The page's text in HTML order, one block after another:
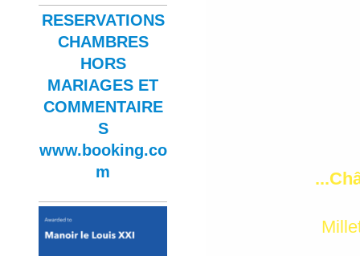
RESERVATIONS
CHAMBRES
HORS
MARIAGES ET
COMMENTAIRE
S
www.booking.co
m